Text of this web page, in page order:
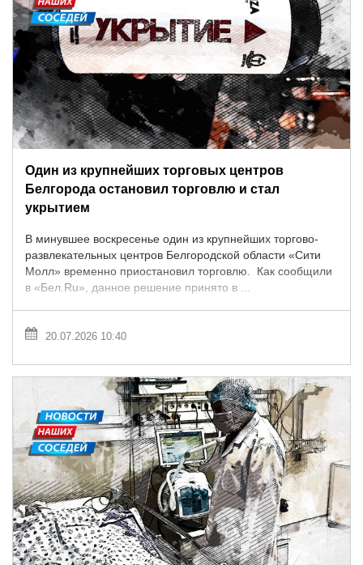
Один из крупнейших торговых центров
Белгорода остановил торговлю и стал
укрытием
В минувшее воскресенье один из крупнейших торгово-
развлекательных центров Белгородской области «Сити
Молл» временно приостановил торговлю. Как сообщили
в «Бел.Ru», данное решение принято в ...
20.07.2026 10:40